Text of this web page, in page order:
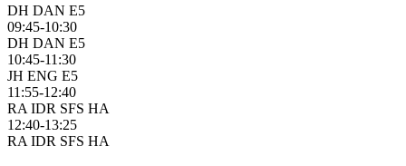
DH DAN E5
09:45-10:30
DH DAN E5
10:45-11:30
JH ENG E5
11:55-12:40
RA IDR SFS HA
12:40-13:25
RA IDR SFS HA